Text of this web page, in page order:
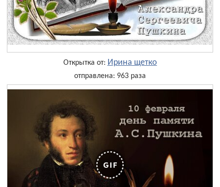
Открытка от: Ирина щетко
отправлена: 963 раза